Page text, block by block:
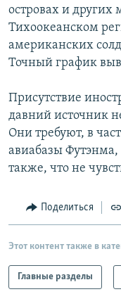
СОЦИАЛЬНЫЕ СЕТИ
Все сайты РСЕ/РС
островах и других
Тихоокеанском
американских
Точный график
Присутствие
давний источник
Они требуют, в
авиабазы Футэнма,
также, что не
Поделиться
Этот контент также в
Главные разделы